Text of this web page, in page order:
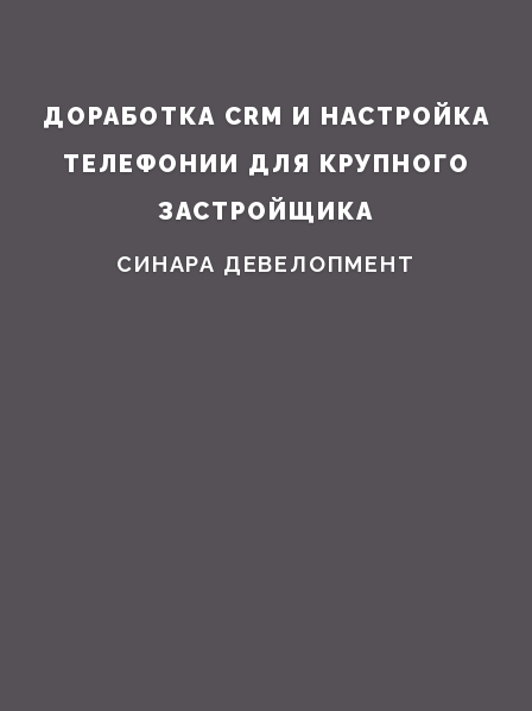
ДОРАБОТКА CRM И НАСТРОЙКА
ТЕЛЕФОНИИ ДЛЯ КРУПНОГО
ЗАСТРОЙЩИКА
СИНАРА ДЕВЕЛОПМЕНТ